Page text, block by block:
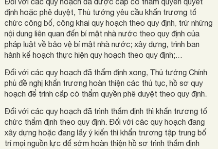
định hoặc phê duyệt, Thủ tướng yêu cầu khẩn trương tổ
chức công bố, công khai quy hoạch theo quy định, trừ những
nội dung liên quan đến bí mật nhà nước theo quy định của
pháp luật về bảo vệ bí mật nhà nước; xây dựng, trình ban
hành kế hoạch thực hiện quy hoạch theo quy định;…
Đối với các quy hoạch đã thẩm định xong, Thủ tướng Chính
phủ đề nghị khẩn trương hoàn thiện các thủ tục, hồ sơ quy
hoạch để trình cấp có thẩm quyền phê duyệt theo quy định.
Đối với các quy hoạch đã trình thẩm định thì khẩn trương tổ
chức thẩm định theo quy định. Đối với các quy hoạch đang
xây dựng hoặc đang lấy ý kiến thì khẩn trương tập trung bố
trí mọi nguồn lực để sớm hoàn thiện hồ sơ trình thẩm định